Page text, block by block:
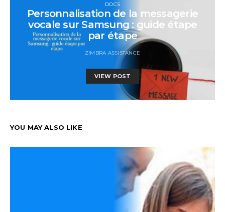
DOCS
Personnalisation de la messagerie
vocale sur Samsung : guide étape
par étape
ZIMBRA ASSISTANCE
VIEW POST
YOU MAY ALSO LIKE